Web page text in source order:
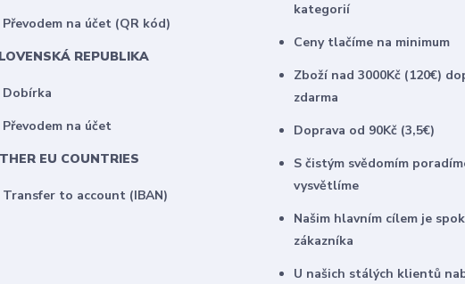
Převodem na účet (QR kód)
REPUBLIKA
Dobírka
Převodem na účet
EU COUNTRIES
Transfer to account (IBAN)
kategorií
Ceny tlačíme na minimum
Zboží nad 3000Kč (120€)
zdarma
Doprava od 90Kč (3,5€)
S čistým svědomím
vysvětlíme
Našim hlavním cílem je
zákazníka
U našich stálých klientů